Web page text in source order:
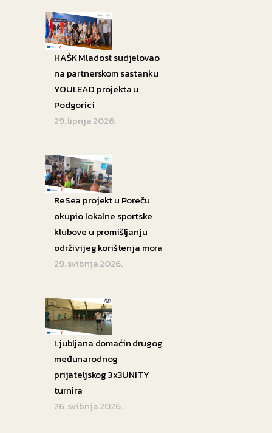
HAŠK Mladost sudjelovao
na partnerskom sastanku
YOULEAD projekta u
Podgorici
29. lipnja 2026.
ReSea projekt u Poreču
okupio lokalne sportske
klubove u promišljanju
održivijeg korištenja mora
29. svibnja 2026.
Ljubljana domaćin drugog
međunarodnog
prijateljskog 3x3UNITY
turnira
26. svibnja 2026.